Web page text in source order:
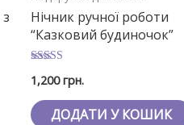
Нічник ручної роботи
“Казковий будиночок”
5
1,200грн.
ДОДАТИ У КОШИК